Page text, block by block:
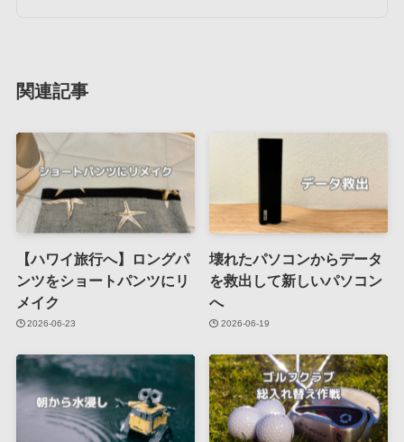
関連記事
【ハワイ旅行へ】ロングパ
ンツをショートパンツにリ
メイク
2026-06-23
壊れたパソコンからデータ
を救出して新しいパソコン
へ
2026-06-19